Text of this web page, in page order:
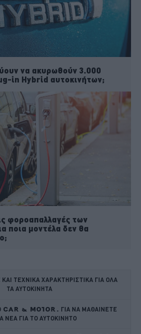
να ακυρωθούν 3.000
in Hybrid αυτοκινήτων;
φοροαπαλλαγές των
ποια μοντέλα δεν θα
ΤΕΧΝΙΚΑ ΧΑΡΑΚΤΗΡΙΣΤΙΚΑ ΓΙΑ ΟΛΑ
ΤΑ ΑΥΤΟΚΙΝΗΤΑ
ΓΙΑ ΝΑ ΜΑΘΑΙΝΕΤΕ
ΝΕΑ ΓΙΑ ΤΟ ΑΥΤΟΚΙΝΗΤΟ